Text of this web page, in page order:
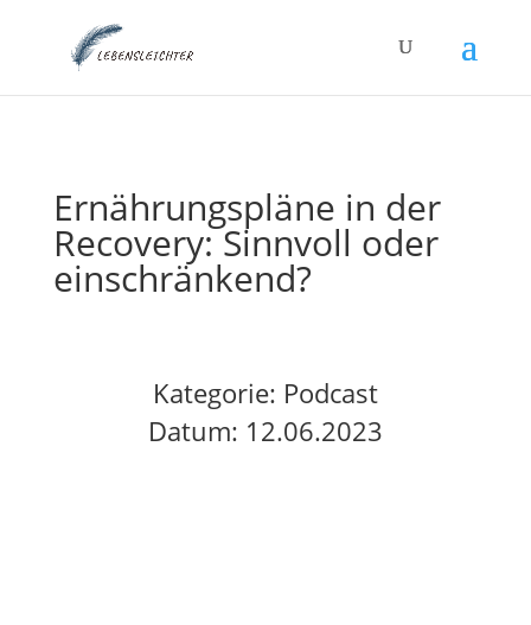
Ernährungspläne in der
Recovery: Sinnvoll oder
einschränkend?
Kategorie: Podcast
Datum: 12.06.2023